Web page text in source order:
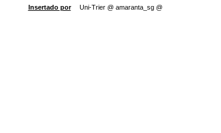
Insertado por
Uni-Trier @ amaranta_sg @